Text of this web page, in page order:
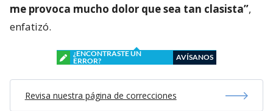
me provoca mucho dolor que sea tan clasista”,
enfatizó.
¿ENCONTRASTE UN
ERROR?
AVÍSANOS
Revisa nuestra página de correcciones